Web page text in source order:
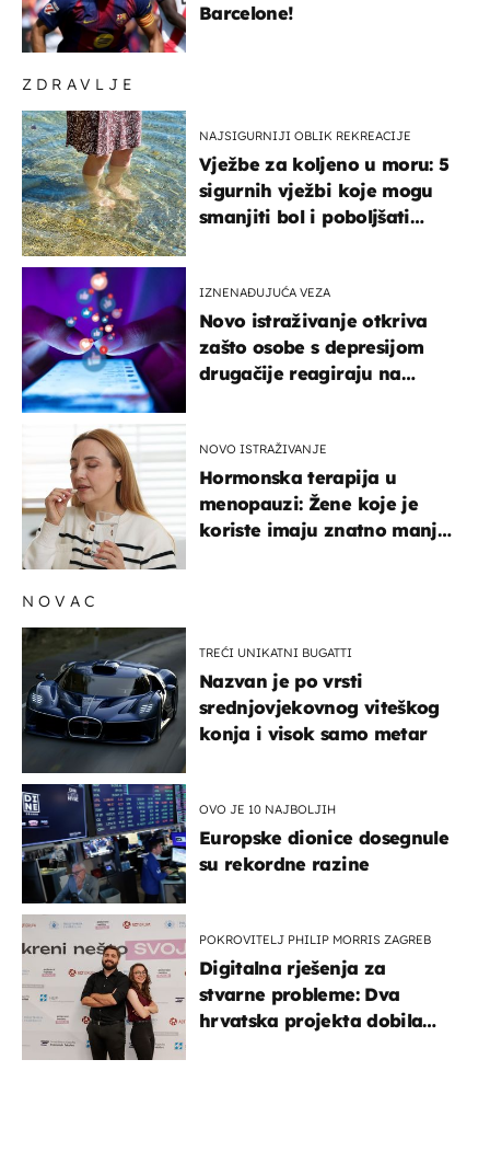
ZDRAVLJE
NAJSIGURNIJI OBLIK REKREACIJE
Vježbe za koljeno u moru: 5
sigurnih vježbi koje mogu
smanjiti bol i poboljšati
IZNENAĐUJUĆA VEZA
Novo istraživanje otkriva
zašto osobe s depresijom
drugačije reagiraju na
NOVO ISTRAŽIVANJE
Hormonska terapija u
menopauzi: Žene koje je
koriste imaju znatno manji
Barcelone!
NOVAC
TREĆI UNIKATNI BUGATTI
Nazvan je po vrsti
srednjovjekovnog viteškog
konja i visok samo metar
OVO JE 10 NAJBOLJIH
Europske dionice dosegnule
su rekordne razine
POKROVITELJ PHILIP MORRIS ZAGREB
Digitalna rješenja za
stvarne probleme: Dva
hrvatska projekta dobila